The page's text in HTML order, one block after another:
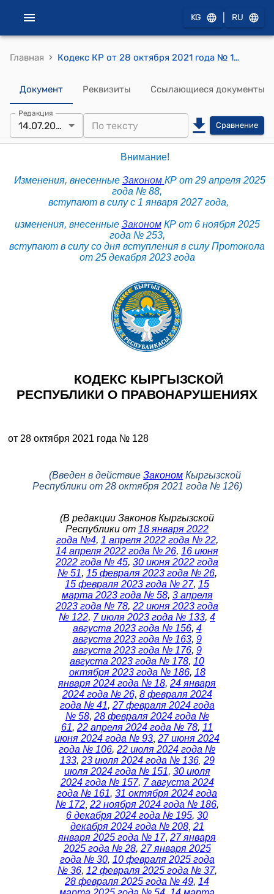
KG RU
Главная › Кодекс КР от 28 октября 2021 года № 128 "Кодекс Кыргызской Республики о правонарушениях"
Документ Реквизиты Ссылающиеся документы
Редакция
14.07.2026 Сравнение